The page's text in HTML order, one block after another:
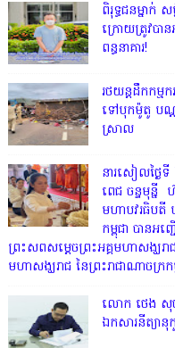
ពិរុទ្ធ​ជនម្នាក់
ក្រោយត្រូវបាន
ពន្ធនាគារ!
រថយន្តដឹកកម្ម
ទៅបុកម៉ូតូ បណ្
ស្រាល
នារសៀលថ្ងៃ
ពេជ ចន្ទមុន្នី
មហាបវរធិបតី
កម្ពុជា បានអ
ព្រះសពសម្តេចព្រះអគ្គមហាសង្ឃរ
មហាសង្ឃរាជ នៃព្រះរាជាណាចក្រក
លោក ថេង សុ
ឯកសារនីត្យានុ